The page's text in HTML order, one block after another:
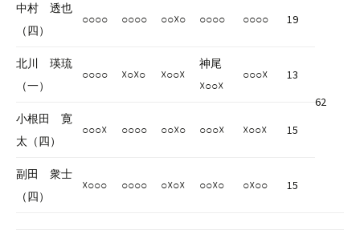
中村 透也
（四）
○○○○ ○○○○ ○○☓○ ○○○○ ○○○○ 19
62
北川 瑛琉
（一）
○○○○ ☓○☓○ ☓○○☓
神尾
☓○○☓
○○○☓ 13
小根田 寛
太（四）
○○○☓ ○○○○ ○○☓○ ○○○☓ ☓○○☓ 15
副田 衆士
（四）
☓○○○ ○○○○ ○☓○☓ ○○☓○ ○☓○○ 15